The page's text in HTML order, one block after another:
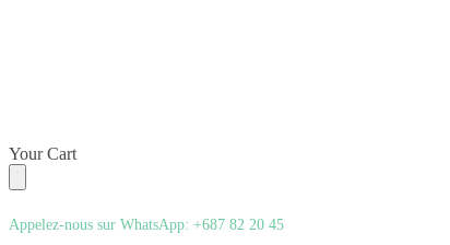
Skip
to
navigation
Skip
to
content
Your Cart
Appelez-nous sur WhatsApp: +687 82 20 45